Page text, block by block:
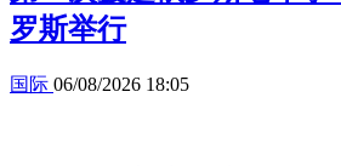
罗斯举行
国际 06/08/2026 18:05